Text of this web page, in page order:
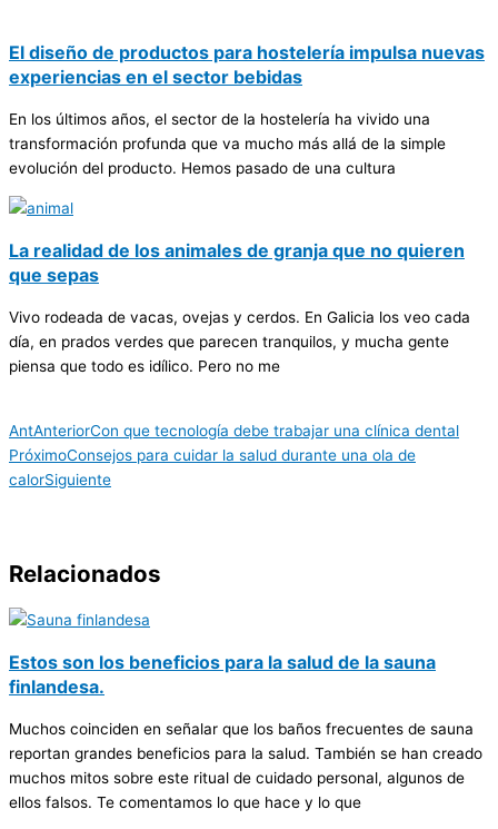
El diseño de productos para hostelería impulsa nuevas
experiencias en el sector bebidas
En los últimos años, el sector de la hostelería ha vivido una
transformación profunda que va mucho más allá de la simple
evolución del producto. Hemos pasado de una cultura
La realidad de los animales de granja que no quieren
que sepas
Vivo rodeada de vacas, ovejas y cerdos. En Galicia los veo cada
día, en prados verdes que parecen tranquilos, y mucha gente
piensa que todo es idílico. Pero no me
AntAnteriorCon que tecnología debe trabajar una clínica dental
PróximoConsejos para cuidar la salud durante una ola de
calorSiguiente
Relacionados
Estos son los beneficios para la salud de la sauna
finlandesa.
Muchos coinciden en señalar que los baños frecuentes de sauna
reportan grandes beneficios para la salud. También se han creado
muchos mitos sobre este ritual de cuidado personal, algunos de
ellos falsos. Te comentamos lo que hace y lo que